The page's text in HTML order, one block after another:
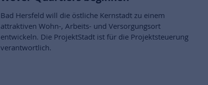
Bad Hersfeld will die östliche Kernstadt zu einem
attraktiven Wohn-, Arbeits- und Versorgungsort
entwickeln. Die ProjektStadt ist für die Projektsteuerung
verantwortlich.